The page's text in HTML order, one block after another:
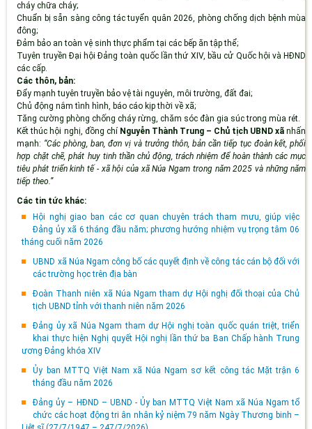
cháy chữa cháy;
Chuẩn bị sẵn sàng công tác tuyển quân 2026, phòng chống dịch bệnh mùa
đông;
Đảm bảo an toàn vệ sinh thực phẩm tại các bếp ăn tập thể;
Tuyên truyền Đại hội Đảng toàn quốc lần thứ XIV, bầu cử Quốc hội và HĐND
các cấp.
Các thôn, bản:
Đẩy mạnh tuyên truyền bảo vệ tài nguyên, môi trường, đất đai;
Chủ động nắm tình hình, báo cáo kịp thời về xã;
Tăng cường phòng chống cháy rừng, chăm sóc đàn gia súc trong mùa rét.
Kết thúc hội nghị, đồng chí Nguyễn Thành Trung – Chủ tịch UBND xã nhấn
mạnh: “Các phòng, ban, đơn vị và trưởng thôn, bản cần tiếp tục đoàn kết, phối
hợp chặt chẽ, phát huy tinh thần chủ động, trách nhiệm để hoàn thành các mục
tiêu phát triển kinh tế - xã hội của xã Núa Ngam trong năm 2025 và những năm
tiếp theo.”
Các tin tức khác:
Hội nghị giao ban các cơ quan chuyên trách tham mưu, giúp việc
Đảng ủy xã 6 tháng đầu năm; phương hướng nhiệm vụ trọng tâm 06
tháng cuối năm 2026
UBND xã Núa Ngam công bố các quyết định về công tác cán bộ đối với
các trường học trên địa bàn
Đoàn Thanh niên xã Núa Ngam tham dự Hội nghị đối thoại của Chủ
tịch UBND tỉnh với thanh niên năm 2026
Đảng ủy xã Núa Ngam tham dự Hội nghị toàn quốc quán triệt, triển
khai thực hiện Nghị quyết Hội nghị lần thứ ba Ban Chấp hành Trung
ương Đảng khóa XIV
Ủy ban MTTQ Việt Nam xã Núa Ngam sơ kết công tác Mặt trận 6
tháng đầu năm 2026
Đảng ủy – HĐND – UBND - Ủy ban MTTQ Việt Nam xã Núa Ngam tổ
chức các hoạt động tri ân nhân kỷ niệm 79 năm Ngày Thương binh –